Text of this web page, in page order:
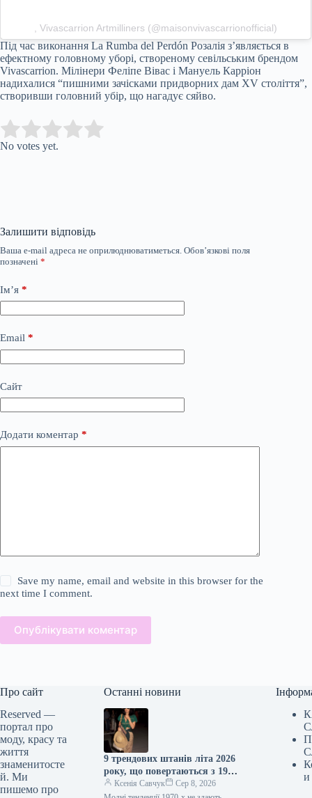
, Vivascarrion Artmilliners (@maisonvivascarrionofficial)
Під час виконання La Rumba del Perdón Розалія з’являється в
ефектному головному уборі, створеному севільським брендом
Vivascarrion. Мілінери Феліпе Вівас і Мануель Карріон
надихалися “пишними зачісками придворних дам XV століття”,
створивши головний убір, що нагадує сяйво.
Rate this item:
No votes yet.
Залишити відповідь
Ваша e-mail адреса не оприлюднюватиметься. Обов’язкові поля
позначені *
Ім’я *
Email *
Сайт
Додати коментар *
Save my name, email and website in this browser for the
next time I comment.
Опублікувати коментар
Про сайт
Reserved —
портал про
моду, красу та
життя
знаменитосте
й. Ми
пишемо про
Останні новини
9 трендових штанів літа 2026
року, що повертаються з 1970-
х
Ксенія Савчук
Сер 8, 2026
и